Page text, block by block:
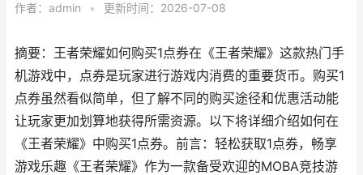
作者： admin • 更新时间：2026-07-08
摘要：王者荣耀如何购买1点券在《王者荣耀》这款热门手
机游戏中，点券是玩家进行游戏内消费的重要货币。购买1
点券虽然看似简单，但了解不同的购买途径和优惠活动能
让玩家更加划算地获得所需资源。以下将详细介绍如何在
《王者荣耀》中购买1点券。前言：轻松获取1点券，畅享
游戏乐趣《王者荣耀》作为一款备受欢迎的MOBA竞技游